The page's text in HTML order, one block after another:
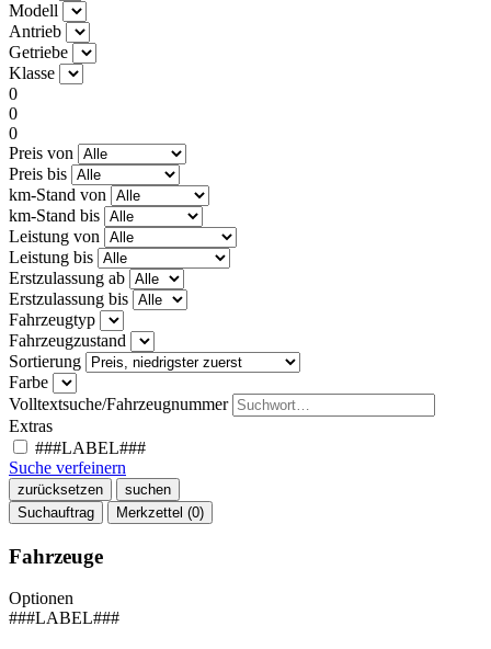
Modell
Antrieb
Getriebe
Klasse
0
0
0
Preis von
Preis bis
km-Stand von
km-Stand bis
Leistung von
Leistung bis
Erstzulassung ab
Erstzulassung bis
Fahrzeugtyp
Fahrzeugzustand
Sortierung
Farbe
Volltextsuche/Fahrzeugnummer
Extras
###LABEL###
Suche verfeinern
zurücksetzen
suchen
Suchauftrag
Merkzettel (0)
Fahrzeuge
Optionen
###LABEL###